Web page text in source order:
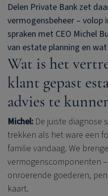
Delen Private Bank zet
vermogensbeheer – volop
spraken met CEO Michel
van estate planning en
Wat is het
klant gepast
advies te
Michel: De juiste diagnose
trekken als het ware een
familie vandaag. We
vermogenscomponenten
onroerende goederen,
kaart.